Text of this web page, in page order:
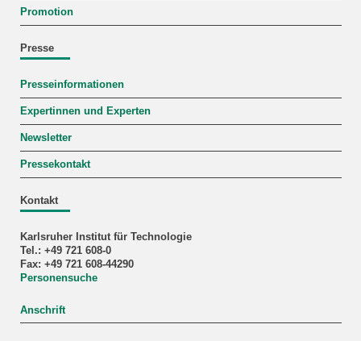
Promotion
Presse
Presseinformationen
Expertinnen und Experten
Newsletter
Pressekontakt
Kontakt
Karlsruher Institut für Technologie
Tel.: +49 721 608-0
Fax: +49 721 608-44290
Personensuche
Anschrift